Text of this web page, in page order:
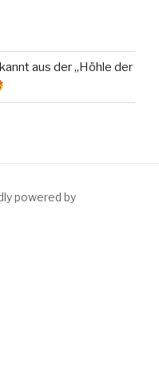
aus der „Höhle der
powered by